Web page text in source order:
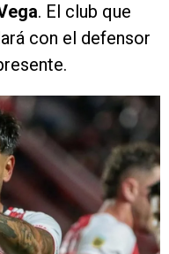
. El club que
con el defensor